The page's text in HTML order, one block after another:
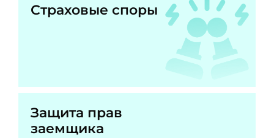
Страховые споры
Защита прав
заемщика